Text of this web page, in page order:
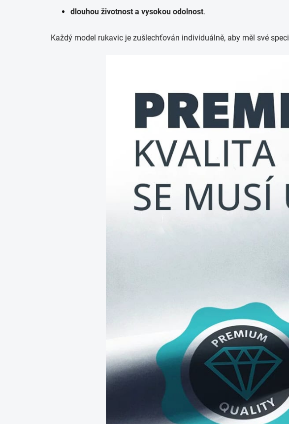
dlouhou životnost a vysokou odolnost.
Každý model rukavic je zušlechťován individuálně, aby měl své